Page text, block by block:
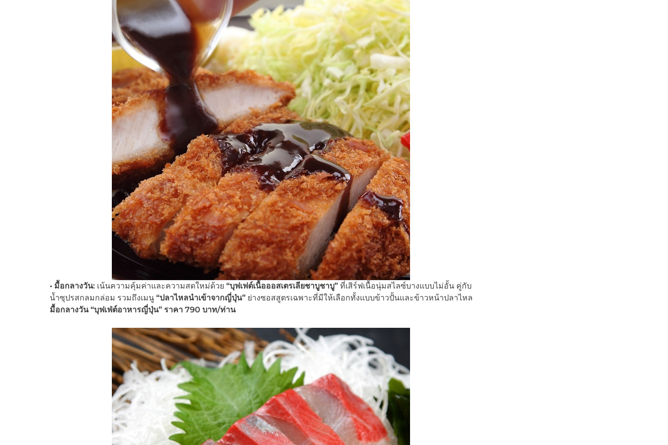
• มื้อกลางวัน:เน้นความคุ้มค่าและความสดใหม่ด้วย “บุฟเฟต์เนื้อออสเตรเลียชาบูชาบู”ที่เสิร์ฟเนื้อนุ่มสไลซ์บางแบบไม่อั้น คู่กับ
น้ำซุปรสกลมกล่อม รวมถึงเมนู “ปลาไหลนำเข้าจากญี่ปุ่น”ย่างซอสสูตรเฉพาะที่มีให้เลือกทั้งแบบข้าวปั้นและข้าวหน้าปลาไหล
มื้อกลางวัน “บุฟเฟ่ต์อาหารญี่ปุ่น” ราคา 790 บาท/ท่าน